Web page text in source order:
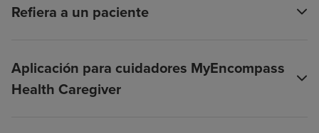
Refiera a un paciente
Aplicación para cuidadores MyEncompass
Health Caregiver